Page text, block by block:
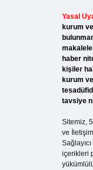
Yasal
kurum
haber
kişiler
kurum
tavsiye
Sitemiz,
ve
içerikleri